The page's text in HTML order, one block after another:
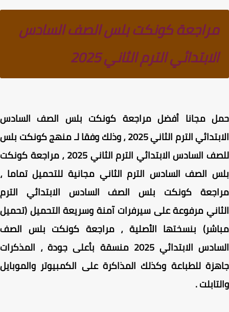
مراجعة كونكت بلس الصف السادس
الابتدائي الترم الثاني 2025
مجانا أفضل مراجعة كونكت بلس الصف السادس
الابتدائي الترم الثاني 2025 ، وذلك وفقا لـ منهج كونكت بلس
للصف السادس الابتدائي الترم الثاني 2025 ، مراجعة كونكت
الصف السادس الترم الثاني مجانية للتحميل تماما ،
كونكت بلس الصف السادس الابتدائي الترم
مرفوعة على سيرفرات آمنة وسريعة التحميل (تحميل
بنسختها الأصلية ، مراجعة كونكت بلس الصف
السادس الابتدائي 2025 منسقة بأعلى جودة ، المذكرات
للطباعة وكذلك المذاكرة على الكمبيوتر والموبايل
.